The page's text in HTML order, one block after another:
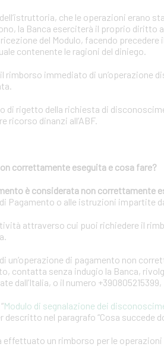
che le operazioni erano
la Banca eserciterà il proprio diritto
del Modulo, facendo
contenente le ragioni del diniego.
rimborso immediato di un’operazione
di rigetto della richiesta di
ricorso dinanzi all’ABF.
correttamente eseguita e cosa fare?
è considerata non correttamente
Pagamento o alle istruzioni impartite
attraverso cui puoi richiedere il
un’operazione di pagamento non
contatta senza indugio la Banca,
dall’Italia, o il numero
Modulo di segnalazione dei
descritto nel paragrafo “Cosa succede
effettuato un rimborso per le